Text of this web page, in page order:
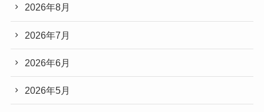
2026年8月
2026年7月
2026年6月
2026年5月